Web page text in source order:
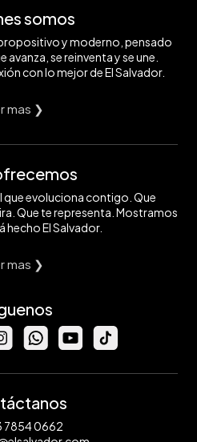
somos
y moderno, pensado
avanza, se reinventa y se une.
con lo mejor de El Salvador.
mas ❯
evoluciona contigo. Que
Que te representa. Mostramos
hecho El Salvador.
mas ❯
7854 0662